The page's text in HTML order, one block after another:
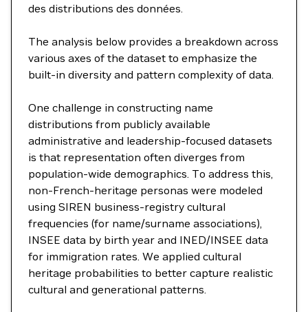
des distributions des données.
The analysis below provides a breakdown across
various axes of the dataset to emphasize the
built-in diversity and pattern complexity of data.
One challenge in constructing name
distributions from publicly available
administrative and leadership-focused datasets
is that representation often diverges from
population-wide demographics. To address this,
non-French-heritage personas were modeled
using SIREN business-registry cultural
frequencies (for name/surname associations),
INSEE data by birth year and INED/INSEE data
for immigration rates. We applied cultural
heritage probabilities to better capture realistic
cultural and generational patterns.